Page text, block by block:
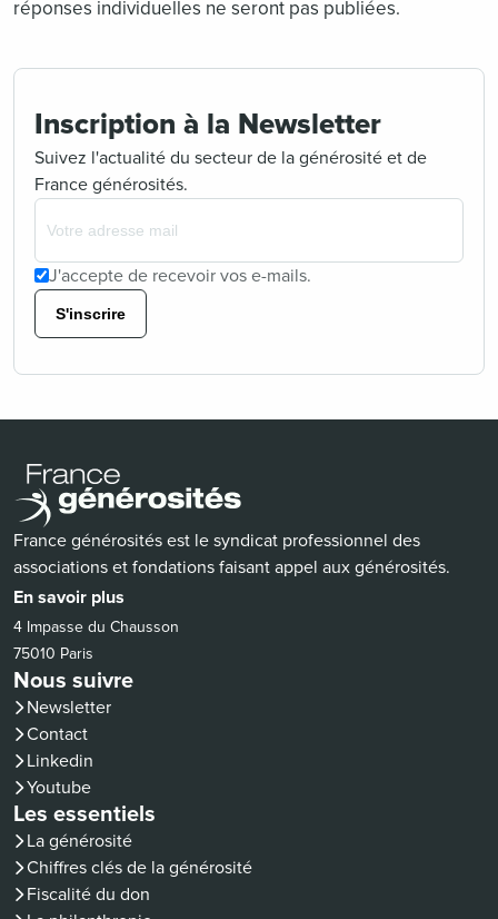
réponses individuelles ne seront pas publiées.
Inscription à la Newsletter
Suivez l'actualité du secteur de la générosité et de
France générosités.
J'accepte de recevoir vos e-mails.
S'inscrire
France générosités est le syndicat professionnel des
associations et fondations faisant appel aux générosités.
En savoir plus
4 Impasse du Chausson
75010 Paris
Nous suivre
Newsletter
Contact
Linkedin
(nouvelle fenêtre)
Youtube
(nouvelle fenêtre)
Les essentiels
La générosité
Chiffres clés de la générosité
Fiscalité du don